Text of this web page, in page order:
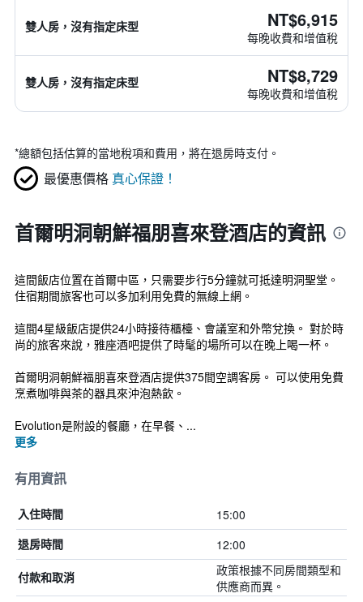
雙人房，沒有指定床型 NT$6,915
每晚收費和增值稅
雙人房，沒有指定床型 NT$8,729
每晚收費和增值稅
*總額包括估算的當地稅項和費用，將在退房時支付。
最優惠價格 真心保證！
首爾明洞朝鮮福朋喜來登酒店的資訊
這間飯店位置在首爾中區，只需要步行5分鐘就可抵達明洞聖堂。
住宿期間旅客也可以多加利用免費的無線上網。
這間4星級飯店提供24小時接待櫃檯、會議室和外幣兌換。 對於時
尚的旅客來說，雅座酒吧提供了時髦的場所可以在晚上喝一杯。
首爾明洞朝鮮福朋喜來登酒店提供375間空調客房。 可以使用免費
烹煮咖啡與茶的器具來沖泡熱飲。
Evolution是附設的餐廳，在早餐、...
更多
有用資訊
入住時間 15:00
退房時間 12:00
付款和取消
政策根據不同房間類型和
供應商而異。